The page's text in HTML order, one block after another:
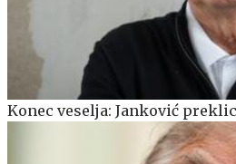
Konec veselja: Janković